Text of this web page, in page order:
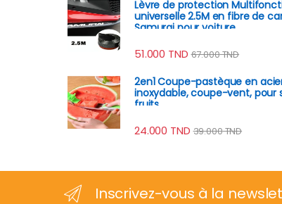
Lèvre de protection
universelle 2.5M en fibre de
Samurai pour voiture
51.000 TND 67.000TND
2en1 Coupe-pastèque en
inoxydable, coupe-vent, pour
fruits
24.000 TND 39.000TND
Inscrivez-vous à la